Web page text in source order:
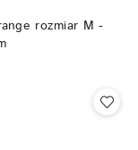
rozmiar M -